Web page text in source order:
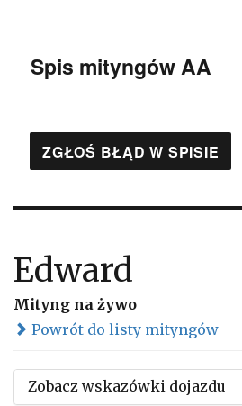
Spis mityngów AA
ZGŁOŚ BŁĄD W SPISIE
Edward
Mityng na żywo
Powrót do listy mityngów
Zobacz wskazówki dojazdu